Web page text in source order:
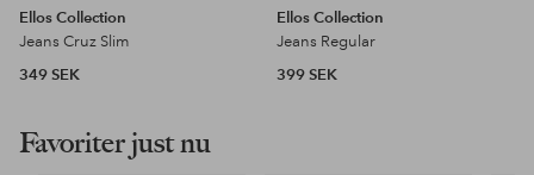
Ellos Collection
Jeans Cruz Slim
349 SEK
Ellos Collection
Jeans Regular
399 SEK
Favoriter just nu